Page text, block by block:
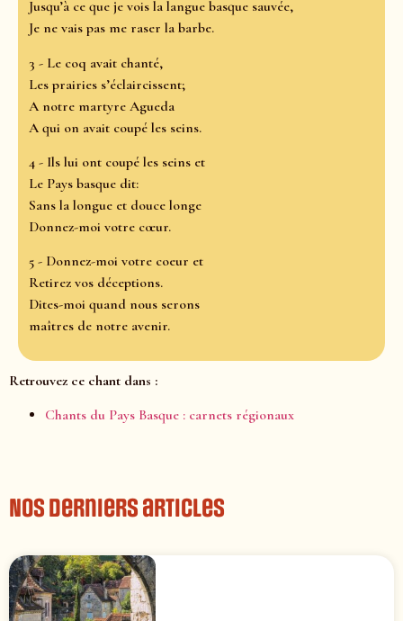
Jusqu’à ce que je vois la langue basque sauvée,
Je ne vais pas me raser la barbe.
3 - Le coq avait chanté,
Les prairies s’éclaircissent;
A notre martyre Agueda
A qui on avait coupé les seins.
4 - Ils lui ont coupé les seins et
Le Pays basque dit:
Sans la longue et douce longe
Donnez-moi votre cœur.
5 - Donnez-moi votre coeur et
Retirez vos déceptions.
Dites-moi quand nous serons
maîtres de notre avenir.
Retrouvez ce chant dans :
Chants du Pays Basque : carnets régionaux
Nos derniers articles